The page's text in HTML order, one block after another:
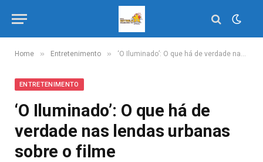
Home » Entretenimento » ‘O Iluminado’: O que há de verdade nas lendas urbanas sobre o filme
ENTRETENIMENTO
‘O Iluminado’: O que há de
verdade nas lendas urbanas
sobre o filme